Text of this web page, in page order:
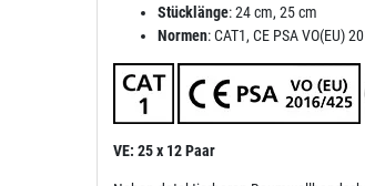
Stücklänge: 24 cm, 25 cm
Normen: CAT1, CE PSA VO(EU)
VE: 25 x 12 Paar